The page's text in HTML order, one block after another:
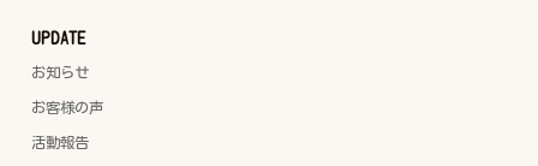
UPDATE
お知らせ
お客様の声
活動報告